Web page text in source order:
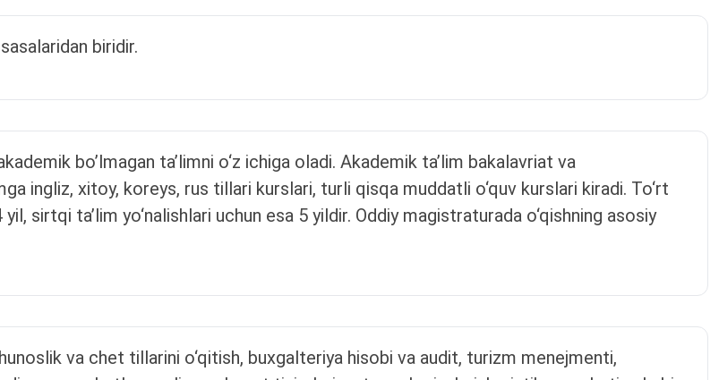
biridir.
bo’lmagan ta’limni o‘z ichiga oladi. Akademik ta’lim bakalavriat va
ingliz, xitoy, koreys, rus tillari kurslari, turli qisqa muddatli o‘quv kurslari kiradi. To‘rt
sirtqi ta’lim yo‘nalishlari uchun esa 5 yildir. Oddiy magistraturada o‘qishning asosiy
va chet tillarini o‘qitish, buxgalteriya hisobi va audit, turizm menejmenti,